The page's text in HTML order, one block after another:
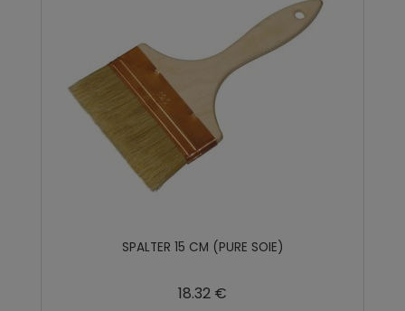
SPALTER 15 CM (PURE SOIE)
18.32 €